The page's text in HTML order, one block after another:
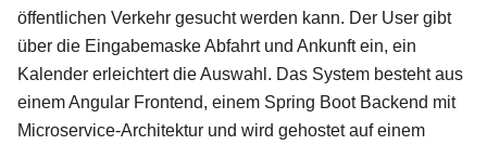
öffentlichen Verkehr gesucht werden kann. Der User gibt
über die Eingabemaske Abfahrt und Ankunft ein, ein
Kalender erleichtert die Auswahl. Das System besteht aus
einem Angular Frontend, einem Spring Boot Backend mit
Microservice-Architektur und wird gehostet auf einem